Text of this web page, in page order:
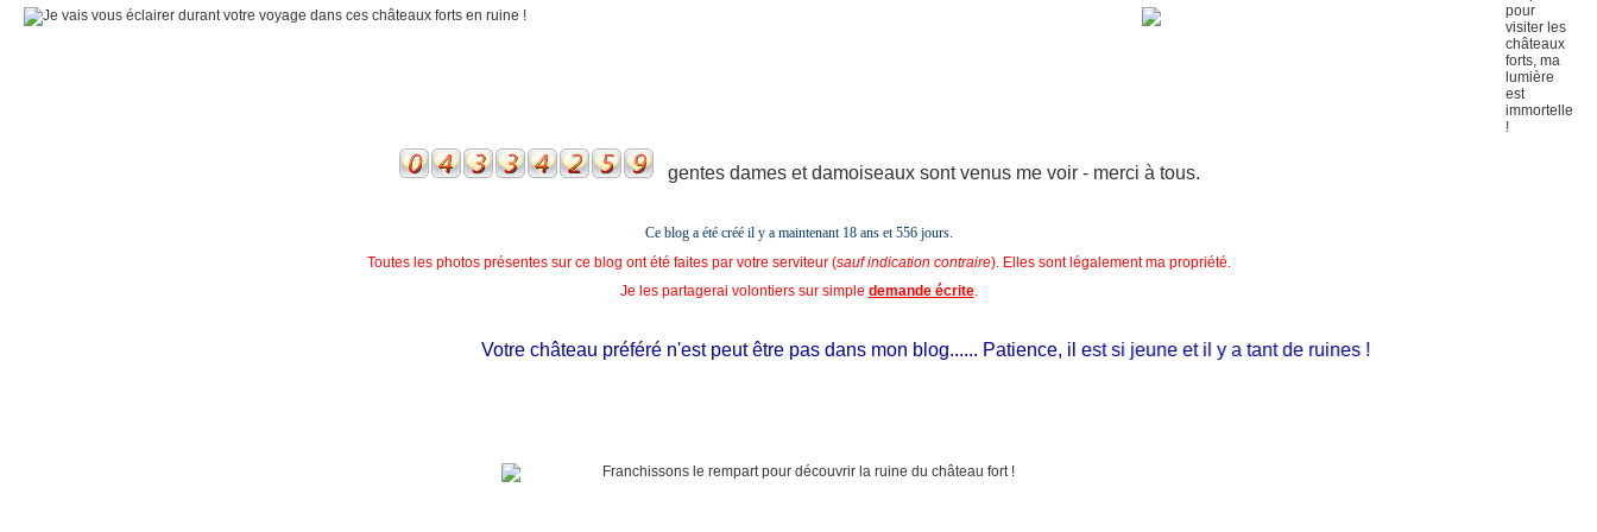
gentes dames et damoiseaux sont venus me voir - merci à tous.
Ce blog a été créé il y a maintenant 18 ans et556 jours.
Toutes les photos présentes sur ce blog ont été faites par votre serviteur (sauf indication contraire). Elles sont légalement ma propriété.
Je les partagerai volontiers sur simple demande écrite.
Votre château préféré n'est peut être pas dans mon blog...... Patience, il est si jeune et il y a tant de ruines !